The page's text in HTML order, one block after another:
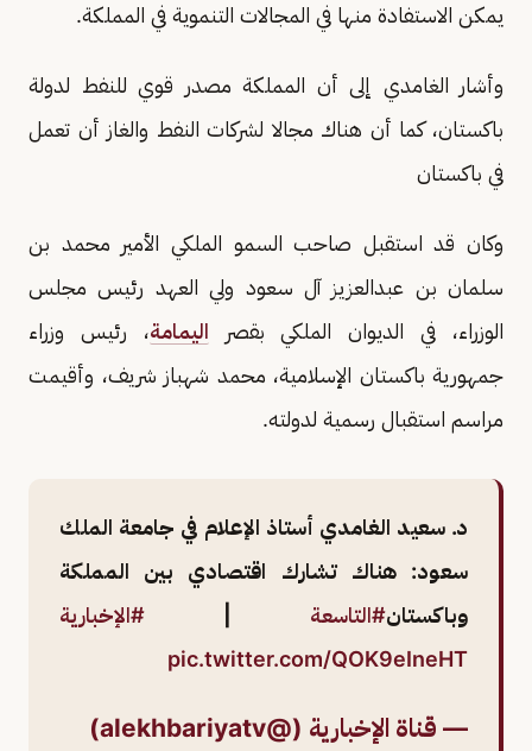
يمكن الاستفادة منها في المجالات التنموية في المملكة.
وأشار الغامدي إلى أن المملكة مصدر قوي للنفط لدولة
باكستان، كما أن هناك مجالا لشركات النفط والغاز أن تعمل
في باكستان
وكان قد استقبل صاحب السمو الملكي الأمير محمد بن
سلمان بن عبدالعزيز آل سعود ولي العهد رئيس مجلس
الوزراء، في الديوان الملكي بقصر اليمامة، رئيس وزراء
جمهورية باكستان الإسلامية، محمد شهباز شريف، وأقيمت
مراسم استقبال رسمية لدولته.
د. سعيد الغامدي أستاذ الإعلام في جامعة الملك
سعود: هناك تشارك اقتصادي بين المملكة
وباكستان#التاسعة
#الإخبارية
pic.twitter.com/QOK9eIneHT
— قناة الإخبارية (@alekhbariyatv)